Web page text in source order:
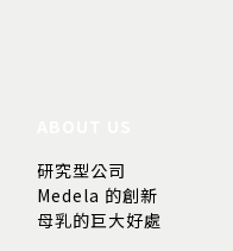
研究型公司
Medela 的創新
母乳的巨大好處